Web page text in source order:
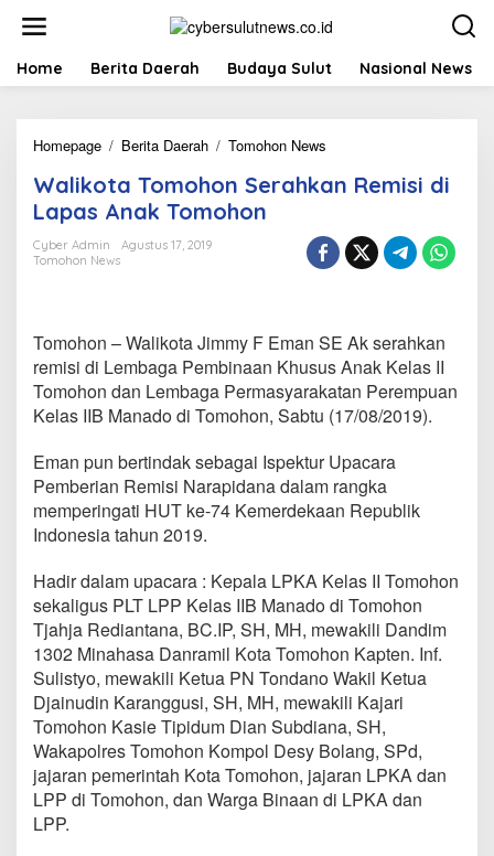
t
Home Berita Daerah Budaya Sulut Nasional News
Homepage / Berita Daerah / Tomohon News
l
o
t
m
o
h
o
n
e
r
a
h
n
R
e
m
i
s
i
d
i
L
a
p
Walikota Tomohon Serahkan Remisi di
Lapas Anak Tomohon
Cyber Admin
Agustus 17, 2019
Tomohon News
Tomohon – Walikota Jimmy F Eman SE Ak serahkan
remisi di Lembaga Pembinaan Khusus Anak Kelas II
Tomohon dan Lembaga Permasyarakatan Perempuan
Kelas IIB Manado di Tomohon, Sabtu (17/08/2019).
Eman pun bertindak sebagai Ispektur Upacara
Pemberian Remisi Narapidana dalam rangka
memperingati HUT ke-74 Kemerdekaan Republik
Indonesia tahun 2019.
Hadir dalam upacara : Kepala LPKA Kelas II Tomohon
sekaligus PLT LPP Kelas IIB Manado di Tomohon
Tjahja Rediantana, BC.IP, SH, MH, mewakili Dandim
1302 Minahasa Danramil Kota Tomohon Kapten. Inf.
Sulistyo, mewakili Ketua PN Tondano Wakil Ketua
Djainudin Karanggusi, SH, MH, mewakili Kajari
Tomohon Kasie Tipidum Dian Subdiana, SH,
Wakapolres Tomohon Kompol Desy Bolang, SPd,
jajaran pemerintah Kota Tomohon, jajaran LPKA dan
LPP di Tomohon, dan Warga Binaan di LPKA dan
LPP.